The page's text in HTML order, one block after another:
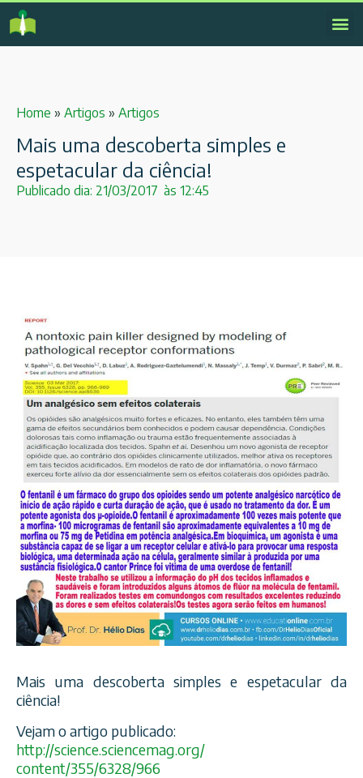
Home » Artigos » Artigos
Mais uma descoberta simples e
espetacular da ciência!
Publicado dia: 21/03/2017 às 12:45
Mais uma descoberta simples e espetacular da
ciência!
Vejam o artigo publicado:
http://science.sciencemag.org/
content/355/6328/966